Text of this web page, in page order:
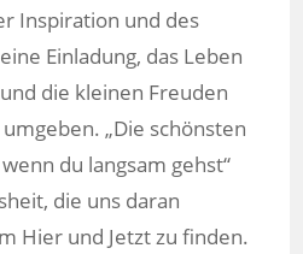
Inspiration und des
Einladung, das Leben
die kleinen Freuden
„Die schönsten
du langsam gehst“
die uns daran
Hier und Jetzt zu finden.